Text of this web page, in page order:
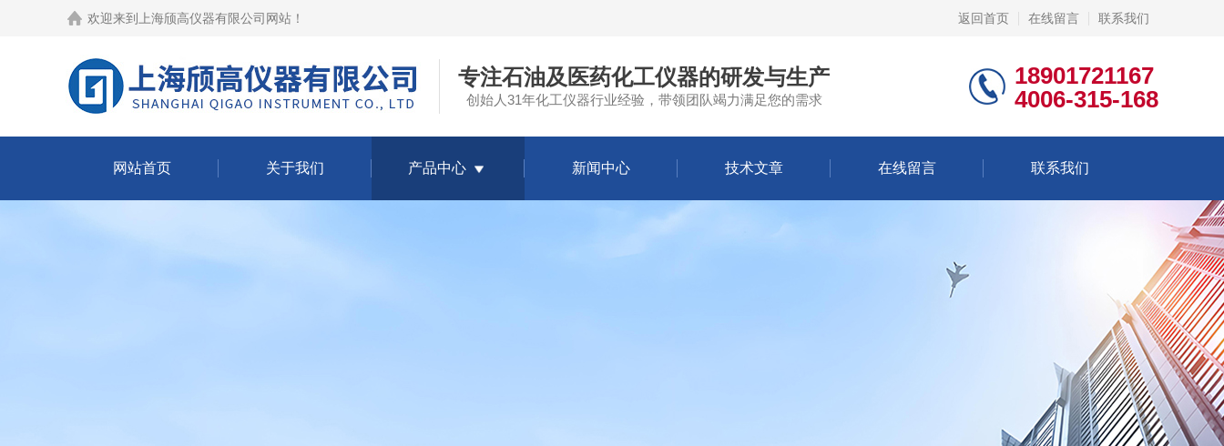
欢迎来到 上海颀高仪器有限公司网站 ！ 返回首页 在线留言 联系我们
专注石油及医药化工仪器的研发与生产
创始人31年化工仪器行业经验，带领团队竭力满足您的需求
18901721167
4006-315-168
网站首页 关于我们 产品中心 新闻中心 技术文章 在线留言 联系我们